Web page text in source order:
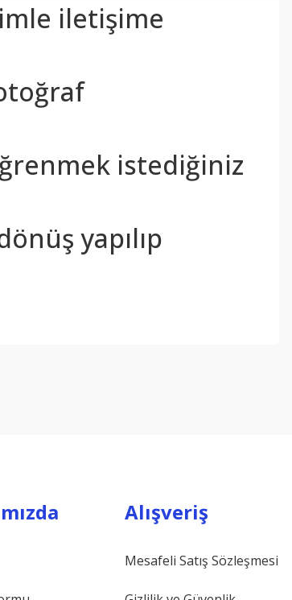
iletişime
istediğiniz
yapılıp
Alışveriş
Mesafeli Satış Sözleşmesi